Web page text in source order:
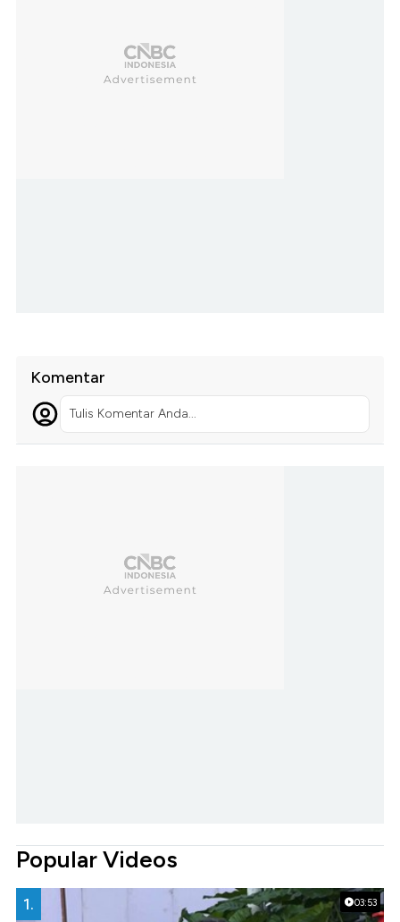
Komentar
Tulis Komentar Anda...
Popular Videos
03:53
1.